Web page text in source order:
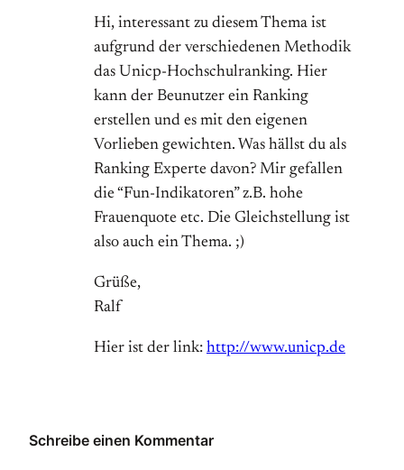
Hi, interessant zu diesem Thema ist
aufgrund der verschiedenen Methodik
das Unicp-Hochschulranking. Hier
kann der Beunutzer ein Ranking
erstellen und es mit den eigenen
Vorlieben gewichten. Was hällst du als
Ranking Experte davon? Mir gefallen
die “Fun-Indikatoren” z.B. hohe
Frauenquote etc. Die Gleichstellung ist
also auch ein Thema. ;)
Grüße,
Ralf
Hier ist der link: http://www.unicp.de
Schreibe einen Kommentar